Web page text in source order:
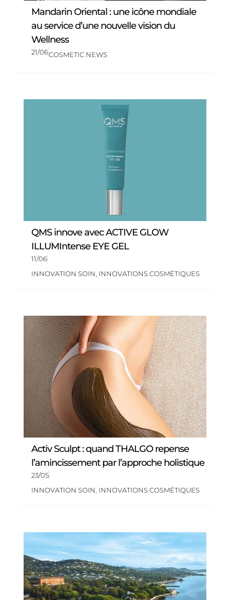
Mandarin Oriental : une icône mondiale
au service d’une nouvelle vision du
Wellness
21/06COSMETIC NEWS
QMS innove avec ACTIVE GLOW
ILLUMIntense EYE GEL
11/06
INNOVATION SOIN INNOVATIONS COSMÉTIQUES
Activ Sculpt : quand THALGO repense
l’amincissement par l’approche holistique
23/05
INNOVATION SOIN INNOVATIONS COSMÉTIQUES